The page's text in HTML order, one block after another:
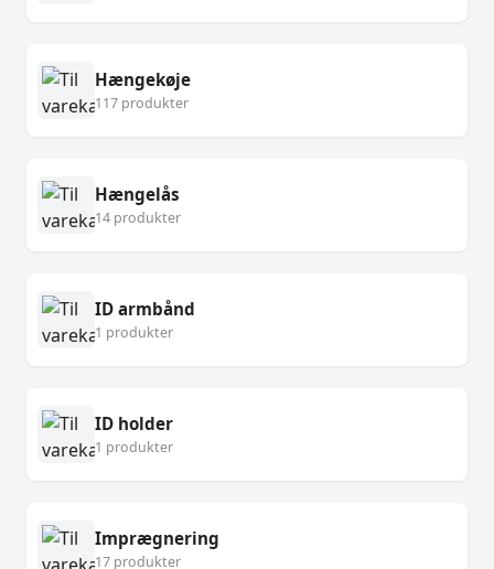
Hængekøje
117 produkter
Hængelås
14 produkter
ID armbånd
1 produkter
ID holder
1 produkter
Imprægnering
17 produkter